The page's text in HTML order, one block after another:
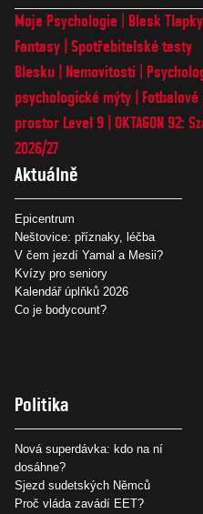
Moje Psychologie Blesk Tlapky
Fantasy Spotřebitelské testy
Blesku
Nemovitosti
psychologické mýty
Fotbalové
prostor Level 9 OKTAGON 92:
2026/27
Aktuálně
Epicentrum
Neštovice: příznaky, léčba
V čem jezdí Yamal a Mesii?
Kvízy pro seniory
Kalendář úplňků 2026
Co je bodycount?
Politika
Nová superdávka: kdo na ní
dosáhne?
Sjezd sudetských Němců
Proč vláda zavádí EET?